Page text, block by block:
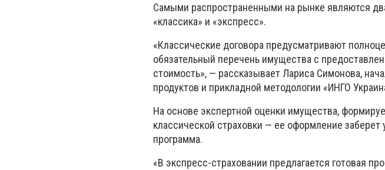
Самыми распространенными на рынке являются
«классика» и «экспресс».
«Классические договора предусматривают
обязательный перечень имущества с
стоимость», — рассказывает Лариса Симонова,
продуктов и прикладной методологии «ИНГО
На основе экспертной оценки имущества,
классической страховки — ее оформление
программа.
«В экспресс-страховании предлагается готовая